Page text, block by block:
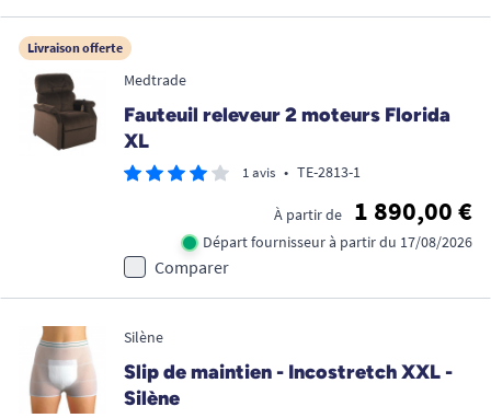
Livraison offerte
Medtrade
Fauteuil releveur 2 moteurs Florida
XL
1 avis • TE-2813-1
À partir de 1 890,00 €
Départ fournisseur à partir du 17/08/2026
Comparer
Silène
Slip de maintien - Incostretch XXL -
Silène